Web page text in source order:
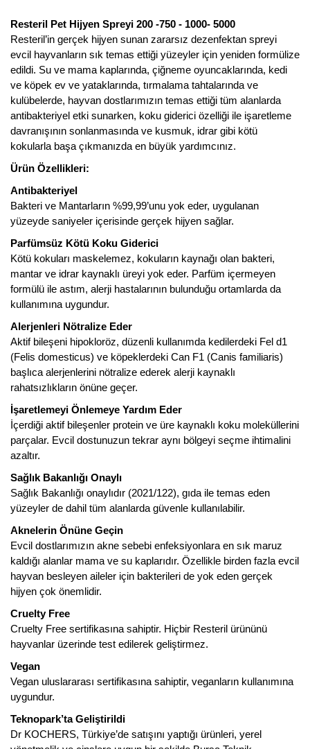
Resteril Pet Hijyen Spreyi 200 -750 - 1000- 5000
Resteril’in gerçek hijyen sunan zararsız dezenfektan spreyi
evcil hayvanların sık temas ettiği yüzeyler için yeniden formülize
edildi. Su ve mama kaplarında, çiğneme oyuncaklarında, kedi
ve köpek ev ve yataklarında, tırmalama tahtalarında ve
kulübelerde, hayvan dostlarımızın temas ettiği tüm alanlarda
antibakteriyel etki sunarken, koku giderici özelliği ile işaretleme
davranışının sonlanmasında ve kusmuk, idrar gibi kötü
kokularla başa çıkmanızda en büyük yardımcınız.
Ürün Özellikleri:
Antibakteriyel
Bakteri ve Mantarların %99,99’unu yok eder, uygulanan
yüzeyde saniyeler içerisinde gerçek hijyen sağlar.
Parfümsüz Kötü Koku Giderici
Kötü kokuları maskelemez, kokuların kaynağı olan bakteri,
mantar ve idrar kaynaklı üreyi yok eder. Parfüm içermeyen
formülü ile astım, alerji hastalarının bulunduğu ortamlarda da
kullanımına uygundur.
Alerjenleri Nötralize Eder
Aktif bileşeni hipokloröz, düzenli kullanımda kedilerdeki Fel d1
(Felis domesticus) ve köpeklerdeki Can F1 (Canis familiaris)
başlıca alerjenlerini nötralize ederek alerji kaynaklı
rahatsızlıkların önüne geçer.
İşaretlemeyi Önlemeye Yardım Eder
İçerdiği aktif bileşenler protein ve üre kaynaklı koku moleküllerini
parçalar. Evcil dostunuzun tekrar aynı bölgeyi seçme ihtimalini
azaltır.
Sağlık Bakanlığı Onaylı
Sağlık Bakanlığı onaylıdır (2021/122), gıda ile temas eden
yüzeyler de dahil tüm alanlarda güvenle kullanılabilir.
Aknelerin Önüne Geçin
Evcil dostlarımızın akne sebebi enfeksiyonlara en sık maruz
kaldığı alanlar mama ve su kaplarıdır. Özellikle birden fazla evcil
hayvan besleyen aileler için bakterileri de yok eden gerçek
hijyen çok önemlidir.
Cruelty Free
Cruelty Free sertifikasına sahiptir. Hiçbir Resteril ürününü
hayvanlar üzerinde test edilerek geliştirmez.
Vegan
Vegan uluslararası sertifikasına sahiptir, veganların kullanımına
uygundur.
Teknopark’ta Geliştirildi
Dr KOCHERS, Türkiye’de satışını yaptığı ürünleri, yerel